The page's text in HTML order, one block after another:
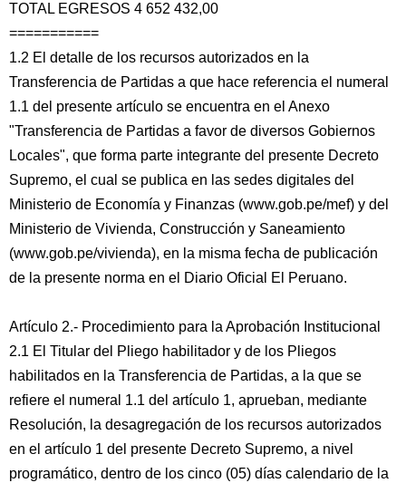
TOTAL EGRESOS 4 652 432,00
===========
1.2 El detalle de los recursos autorizados en la
Transferencia de Partidas a que hace referencia el numeral
1.1 del presente artículo se encuentra en el Anexo
"Transferencia de Partidas a favor de diversos Gobiernos
Locales", que forma parte integrante del presente Decreto
Supremo, el cual se publica en las sedes digitales del
Ministerio de Economía y Finanzas (www.gob.pe/mef) y del
Ministerio de Vivienda, Construcción y Saneamiento
(www.gob.pe/vivienda), en la misma fecha de publicación
de la presente norma en el Diario Oficial El Peruano.
Artículo 2.- Procedimiento para la Aprobación Institucional
2.1 El Titular del Pliego habilitador y de los Pliegos
habilitados en la Transferencia de Partidas, a la que se
refiere el numeral 1.1 del artículo 1, aprueban, mediante
Resolución, la desagregación de los recursos autorizados
en el artículo 1 del presente Decreto Supremo, a nivel
programático, dentro de los cinco (05) días calendario de la